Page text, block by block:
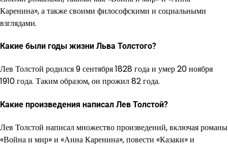
Каренина», а также своими философскими и социальными
взглядами.
Какие были годы жизни Льва Толстого?
Лев Толстой родился 9 сентября 1828 года и умер 20 ноября
1910 года. Таким образом, он прожил 82 года.
Какие произведения написал Лев Толстой?
Лев Толстой написал множество произведений, включая романы
«Война и мир» и «Анна Каренина», повести «Казаки» и